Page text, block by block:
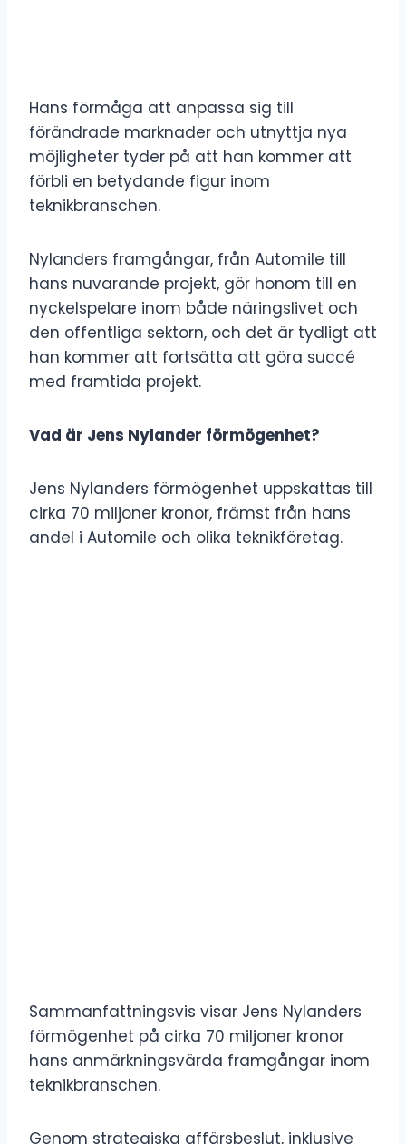
Hans förmåga att anpassa sig till
förändrade marknader och utnyttja nya
möjligheter tyder på att han kommer att
förbli en betydande figur inom
teknikbranschen.
Nylanders framgångar, från Automile till
hans nuvarande projekt, gör honom till en
nyckelspelare inom både näringslivet och
den offentliga sektorn, och det är tydligt att
han kommer att fortsätta att göra succé
med framtida projekt.
Vad är Jens Nylander förmögenhet?
Jens Nylanders förmögenhet uppskattas till
cirka 70 miljoner kronor, främst från hans
andel i Automile och olika teknikföretag.
Sammanfattningsvis visar Jens Nylanders
förmögenhet på cirka 70 miljoner kronor
hans anmärkningsvärda framgångar inom
teknikbranschen.
Genom strategiska affärsbeslut, inklusive